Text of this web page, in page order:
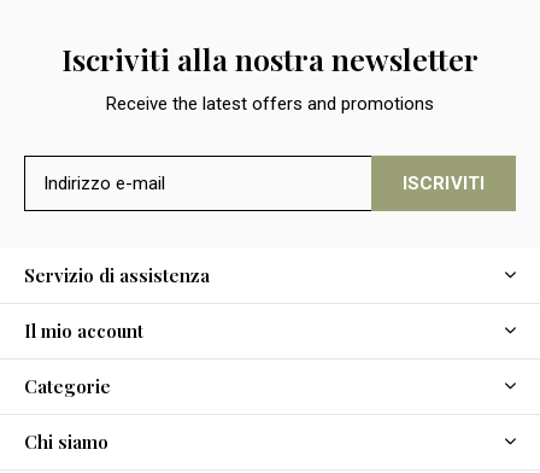
Iscriviti alla nostra newsletter
Receive the latest offers and promotions
ISCRIVITI
Servizio di assistenza
Il mio account
Categorie
Chi siamo